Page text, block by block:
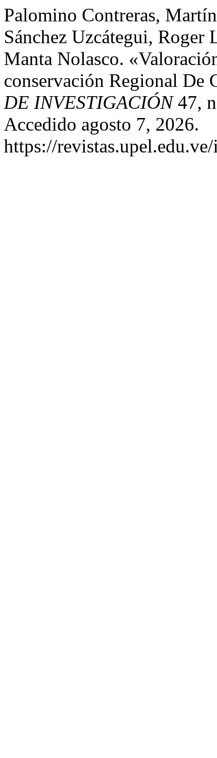
Palomino Contreras,
Sánchez Uzcátegui,
Manta Nolasco.
conservación Regional De
DE INVESTIGACIÓN47,
Accedido agosto 7, 2026.
https://